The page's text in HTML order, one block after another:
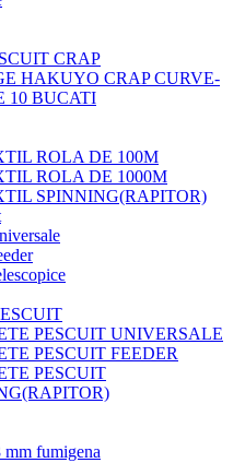
CRAP
HAKUYO CRAP CURVE-
10 BUCATI
ROLA DE 100M
ROLA DE 1000M
SPINNING(RAPITOR)
PESCUIT UNIVERSALE
PESCUIT FEEDER
PESCUIT
mm fumigena